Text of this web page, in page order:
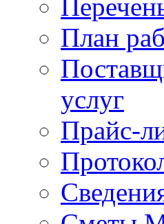
План
услуг
Прайс-